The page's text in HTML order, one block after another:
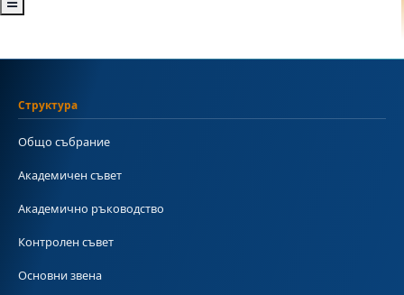
Структура
Общо събрание
Академичен съвет
Академично ръководство
Контролен съвет
Основни звена